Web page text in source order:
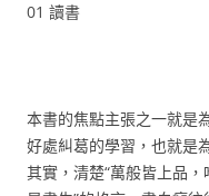
01 讀書
本書的焦點主張之一就是
好處糾葛的學習，也就是
其實，清楚“萬般皆上品